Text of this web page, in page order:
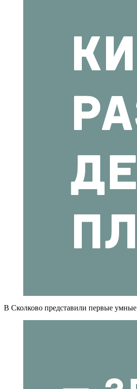
В Сколково представили первые умные